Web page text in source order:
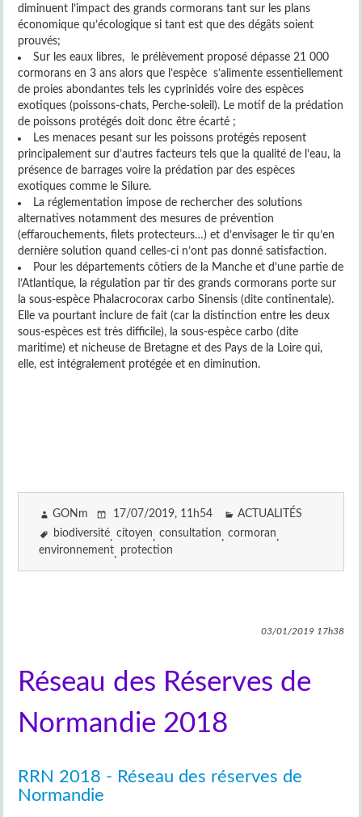
diminuent l’impact des grands cormorans tant sur les plans
économique qu’écologique si tant est que des dégâts soient
prouvés;
Sur les eaux libres, le prélèvement proposé dépasse 21 000
cormorans en 3 ans alors que l’espèce s’alimente essentiellement
de proies abondantes tels les cyprinidés voire des espèces
exotiques (poissons-chats, Perche-soleil). Le motif de la prédation
de poissons protégés doit donc être écarté ;
Les menaces pesant sur les poissons protégés reposent
principalement sur d’autres facteurs tels que la qualité de l’eau, la
présence de barrages voire la prédation par des espèces
exotiques comme le Silure.
La réglementation impose de rechercher des solutions
alternatives notamment des mesures de prévention
(effarouchements, filets protecteurs…) et d’envisager le tir qu’en
dernière solution quand celles-ci n’ont pas donné satisfaction.
Pour les départements côtiers de la Manche et d’une partie de
l’Atlantique, la régulation par tir des grands cormorans porte sur
la sous-espèce Phalacrocorax carbo Sinensis (dite continentale).
Elle va pourtant inclure de fait (car la distinction entre les deux
sous-espèces est très difficile), la sous-espèce carbo (dite
maritime) et nicheuse de Bretagne et des Pays de la Loire qui,
elle, est intégralement protégée et en diminution.
GONm 17/07/2019, 11h54
ACTUALITÉS
biodiversité citoyen consultation
cormoran
environnement protection
03/01/201917h38
Réseau des Réserves de
Normandie 2018
RRN 2018 - Réseau des réserves de
Normandie